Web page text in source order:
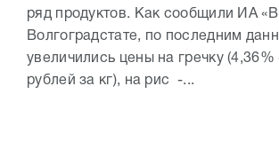
ряд продуктов. Как сообщили ИА
Волгоградстате, по последним
увеличились цены на гречку (4,36%
рублей за кг), на рис -...